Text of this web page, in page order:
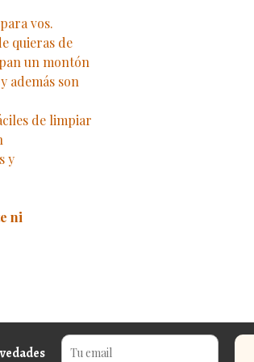
vos.
quieras de
un montón
además son
de limpiar
y
ni